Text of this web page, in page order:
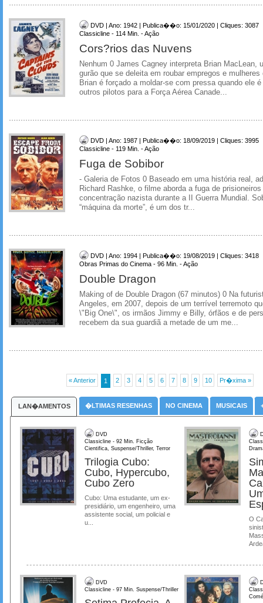
DVD | Ano: 1942 | Publica��o: 15/01/2020 | Cliques: 3087
Classicline - 114 Min. - Ação
Cors?rios das Nuvens
Nenhum 0 James Cagney interpreta Brian
gurão que se deleita em roubar empregos e
Brian é forçado a moldar-se com pressa quando ele
outros pilotos para a Força Aérea Canade...
DVD | Ano: 1987 | Publica��o: 18/09/2019 | Cliques: 3995
Classicline - 119 Min. - Ação
Fuga de Sobibor
- Galeria de Fotos 0 Baseado em uma história real,
Richard Rashke, o filme aborda a fuga de
concentração nazista durante a II Guerra Mundial.
“máquina da morte”, é um dos tr...
DVD | Ano: 1994 | Publica��o: 19/08/2019 | Cliques: 3418
Obras Primas do Cinema - 96 Min. - Ação
Double Dragon
Making of de Double Dragon (67 minutos) 0 Na
Angeles, em 2007, depois de um terrível terremoto
\"Big One\", os irmãos Jimmy e Billy, órfãos e de
recebem da sua guardiã a metade de um me...
« Anterior 1 2 3 4 5 6 7 8 9 10 Pr�xima »
LAN�AMENTOS �LTIMAS RESENHAS NO CINEMA MUSICAIS
DVD
Classicline - 92 Min. Ficção
Cientifica, Suspense/Thriller, Terror
Trilogia Cubo:
Cubo, Hypercubo,
Cubo Zero
Cubo: Uma estudante, um ex-
presidiário, um engenheiro, uma
assistente social, um policial e
u...
O
DVD
Classicline - 97 Min. Suspense/Thriller